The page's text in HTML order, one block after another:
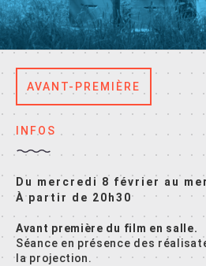
AVANT-PREMIÈRE
INFOS
Du mercredi 8 février au
À partir de 20h30
Avant première du film en salle.
Séance en présence des
la projection.